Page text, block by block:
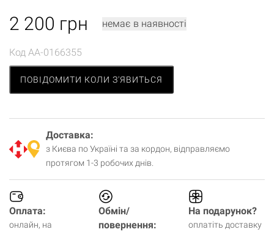
2 200 грн немає в наявності
Код AA-0166355
ПОВІДОМИТИ КОЛИ З'ЯВИТЬСЯ
Доставка:
з Києва по Україні та за кордон, відправляємо
протягом 1-3 робочих днів.
Оплата:
онлайн, на
Обмін/
повернення:
На подарунок?
оплатіть доставку